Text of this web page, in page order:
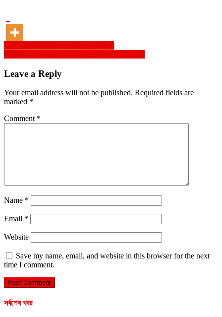
Post
navigation
Leave a Reply
Your email address will not be published. Required fields are
marked *
Comment *
Name *
Email *
Website
Save my name, email, and website in this browser for the next
time I comment.
সর্বশেষ খবর